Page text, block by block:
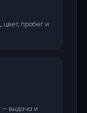
цвет, пробег и
— выдача и